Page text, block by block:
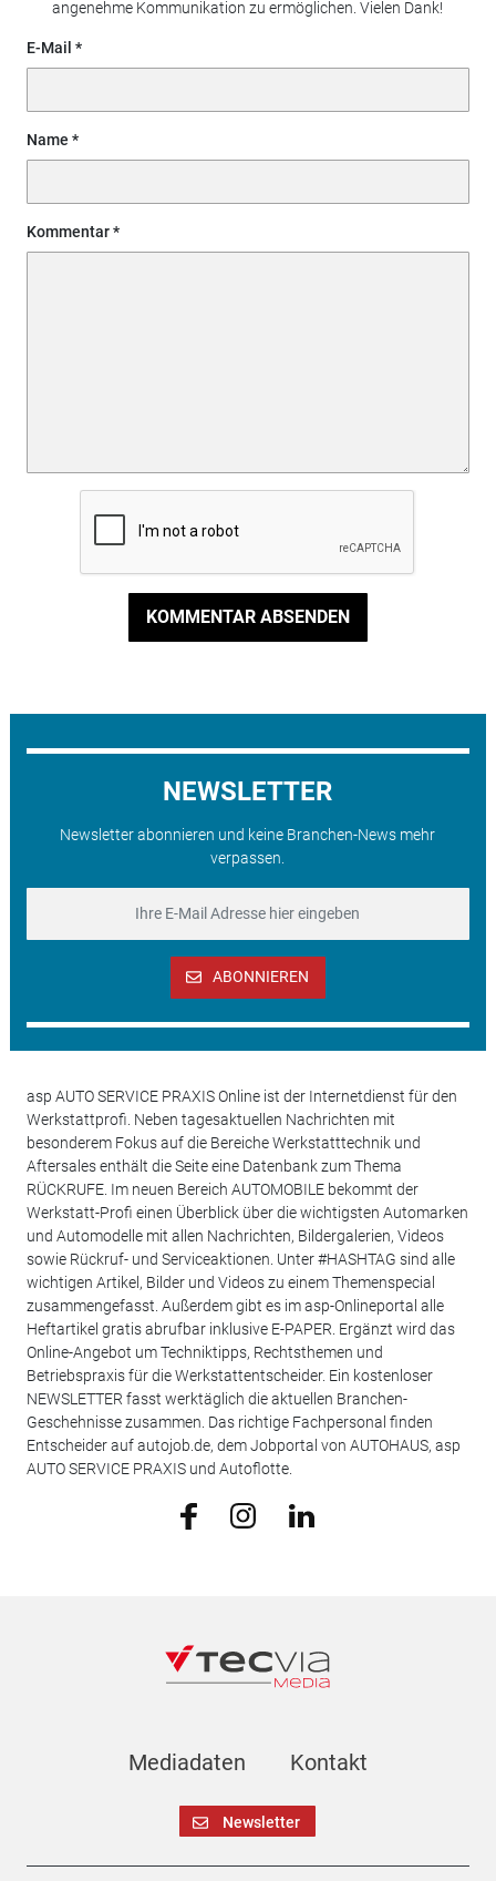
angenehme Kommunikation zu ermöglichen. Vielen Dank!
E-Mail
Name
Kommentar
KOMMENTAR ABSENDEN
NEWSLETTER
Newsletter abonnieren und keine Branchen-News mehr
verpassen.
ABONNIEREN
asp AUTO SERVICE PRAXIS Online ist der Internetdienst für den
Werkstattprofi. Neben tagesaktuellen Nachrichten mit
besonderem Fokus auf die Bereiche Werkstatttechnik und
Aftersales enthält die Seite eine Datenbank zum Thema
RÜCKRUFE. Im neuen Bereich AUTOMOBILE bekommt der
Werkstatt-Profi einen Überblick über die wichtigsten Automarken
und Automodelle mit allen Nachrichten, Bildergalerien, Videos
sowie Rückruf- und Serviceaktionen. Unter #HASHTAG sind alle
wichtigen Artikel, Bilder und Videos zu einem Themenspecial
zusammengefasst. Außerdem gibt es im asp-Onlineportal alle
Heftartikel gratis abrufbar inklusive E-PAPER. Ergänzt wird das
Online-Angebot um Techniktipps, Rechtsthemen und
Betriebspraxis für die Werkstattentscheider. Ein kostenloser
NEWSLETTER fasst werktäglich die aktuellen Branchen-
Geschehnisse zusammen. Das richtige Fachpersonal finden
Entscheider auf autojob.de, dem Jobportal von AUTOHAUS, asp
AUTO SERVICE PRAXIS und Autoflotte.
Mediadaten Kontakt
Newsletter